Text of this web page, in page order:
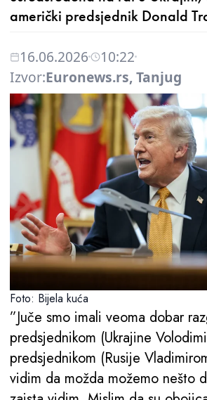
američki predsjednik Donald
16.06.2026
10:22
Izvor:Euronews.rs, Tanjug
Foto: Bijela kuća
”Juče smo imali veoma dobar
predsjednikom (Ukrajine
predsjednikom (Rusije
vidim da možda možemo nešto